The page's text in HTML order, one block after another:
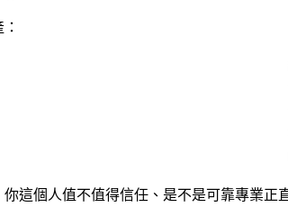
你這個人值不值得信任、是不是可靠專業